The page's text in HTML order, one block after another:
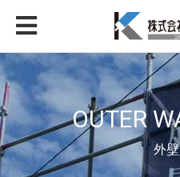
OUTER
外